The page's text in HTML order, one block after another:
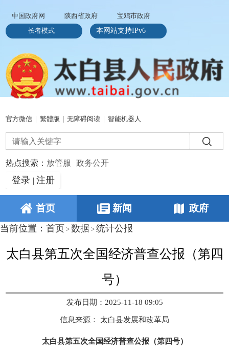
中国政府网 陕西省政府
宝鸡市政府
长者模式
本网站支持IPv6
官方微信 繁體版 无障碍阅读 智能机器人
热点搜索： 放管服 政务公开
登录 注册
首页 新闻 政府
当前位置： 首页 > 数据 > 统计公报
太白县第五次全国经济普查公报（第四
号）
发布日期：2025-11-18 09:05
信息来源： 太白县发展和改革局
太白县第五次全国经济普查公报（第四号）